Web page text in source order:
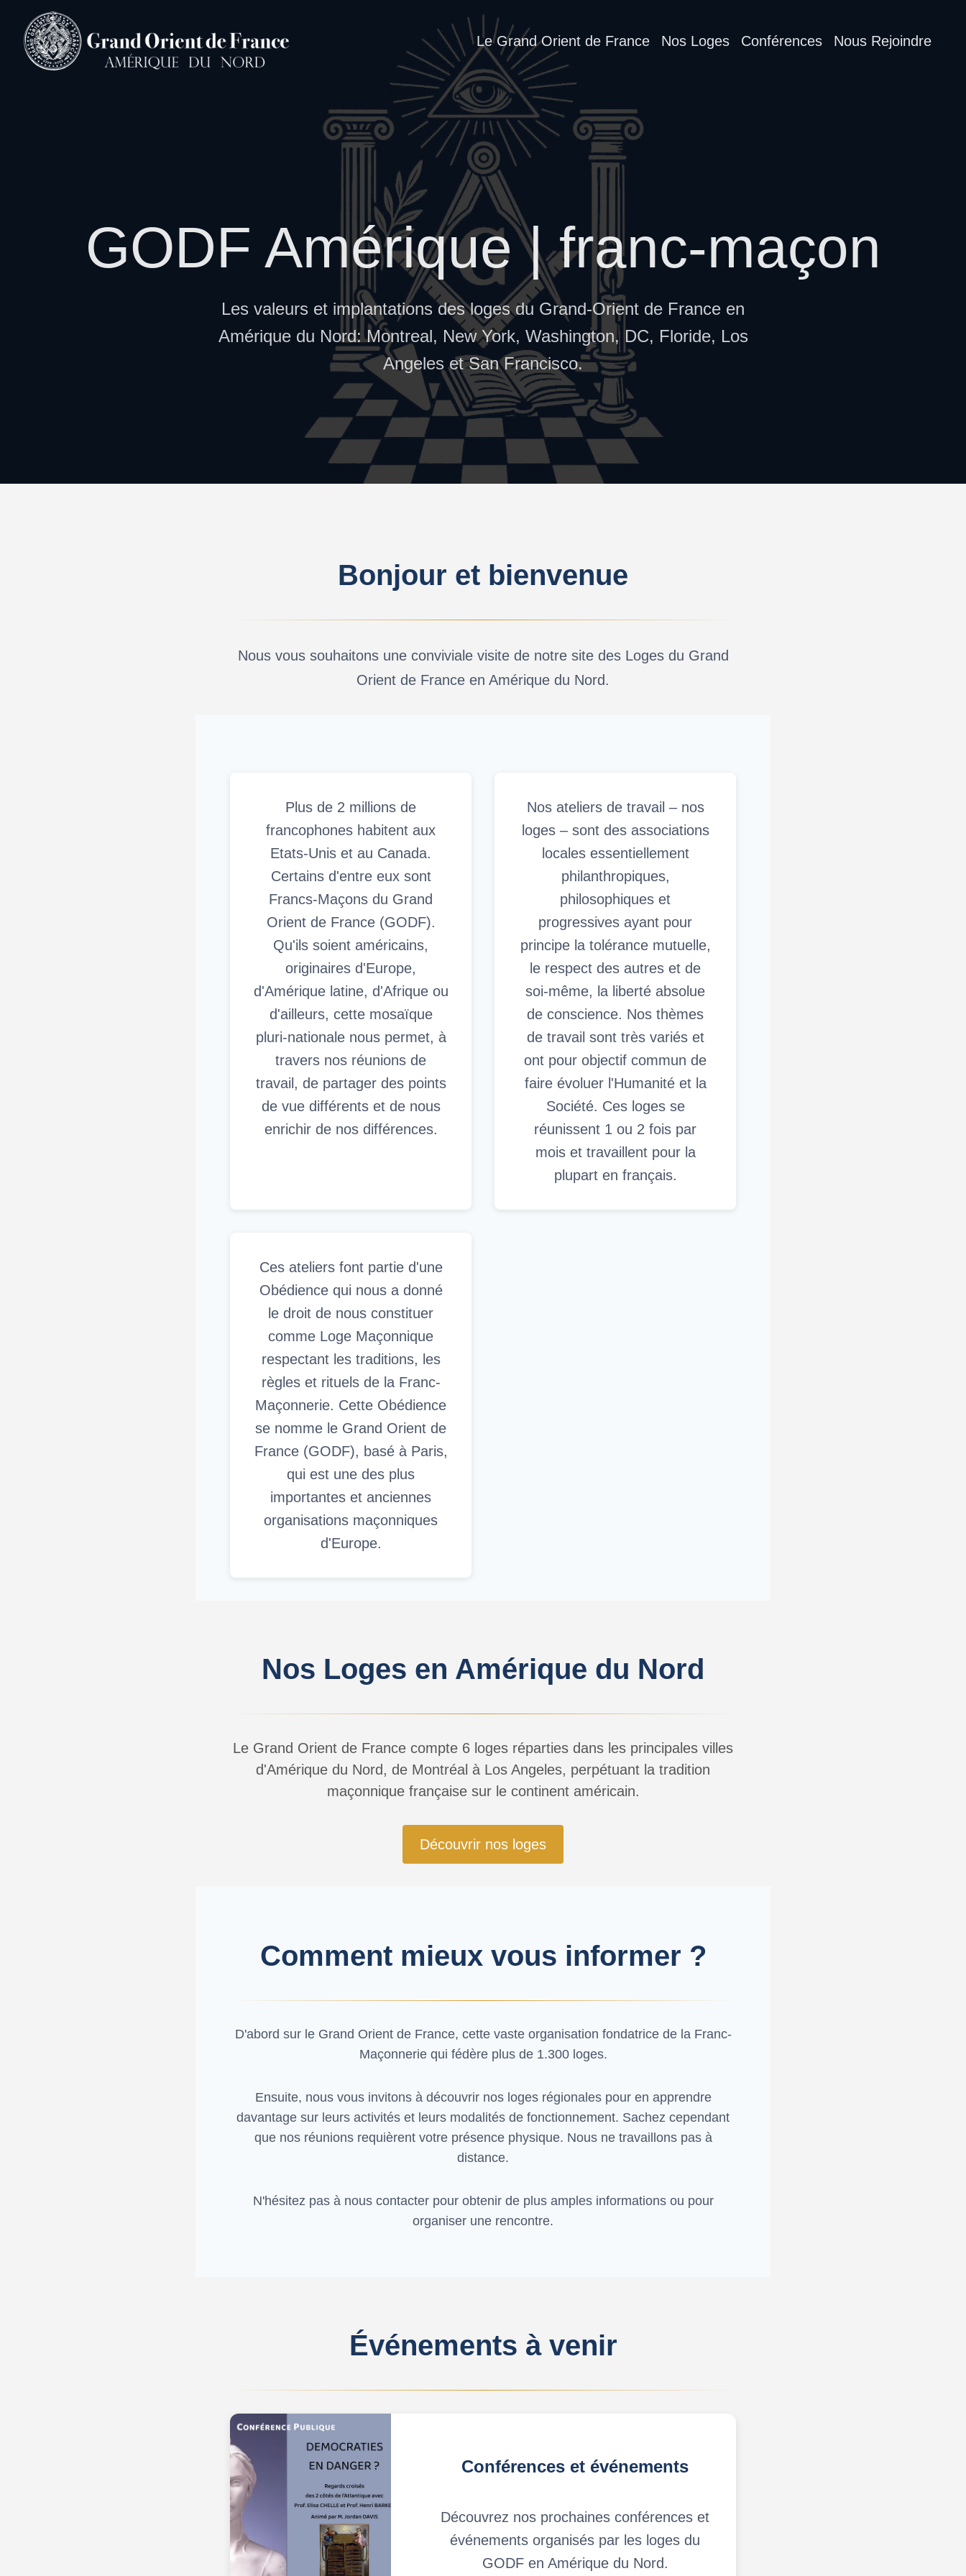
Le Grand Orient de France Nos Loges Conférences Nous Rejoindre
GODF Amérique | franc-maçon
Les valeurs et implantations des loges du Grand-Orient de France en
Amérique du Nord: Montreal, New York, Washington, DC, Floride, Los
Angeles et San Francisco.
Bonjour et bienvenue
Nous vous souhaitons une conviviale visite de notre site des Loges du Grand
Orient de France en Amérique du Nord.
Plus de 2 millions de
francophones habitent aux
Etats-Unis et au Canada.
Certains d'entre eux sont
Francs-Maçons du Grand
Orient de France (GODF).
Qu'ils soient américains,
originaires d'Europe,
d'Amérique latine, d'Afrique ou
d'ailleurs, cette mosaïque
pluri-nationale nous permet, à
travers nos réunions de
travail, de partager des points
de vue différents et de nous
enrichir de nos différences.
Nos ateliers de travail – nos
loges – sont des associations
locales essentiellement
philanthropiques,
philosophiques et
progressives ayant pour
principe la tolérance mutuelle,
le respect des autres et de
soi-même, la liberté absolue
de conscience. Nos thèmes
de travail sont très variés et
ont pour objectif commun de
faire évoluer l'Humanité et la
Société. Ces loges se
réunissent 1 ou 2 fois par
mois et travaillent pour la
plupart en français.
Ces ateliers font partie d'une
Obédience qui nous a donné
le droit de nous constituer
comme Loge Maçonnique
respectant les traditions, les
règles et rituels de la Franc-
Maçonnerie. Cette Obédience
se nomme le Grand Orient de
France (GODF), basé à Paris,
qui est une des plus
importantes et anciennes
organisations maçonniques
d'Europe.
Nos Loges en Amérique du Nord
Le Grand Orient de France compte 6 loges réparties dans les principales villes
d'Amérique du Nord, de Montréal à Los Angeles, perpétuant la tradition
maçonnique française sur le continent américain.
Découvrir nos loges
Comment mieux vous informer ?
D'abord sur le Grand Orient de France, cette vaste organisation fondatrice de la Franc-
Maçonnerie qui fédère plus de 1.300 loges.
Ensuite, nous vous invitons à découvrir nos loges régionales pour en apprendre
davantage sur leurs activités et leurs modalités de fonctionnement. Sachez cependant
que nos réunions requièrent votre présence physique. Nous ne travaillons pas à
distance.
N'hésitez pas à nous contacter pour obtenir de plus amples informations ou pour
organiser une rencontre.
Événements à venir
Conférences et événements
Découvrez nos prochaines conférences et
événements organisés par les loges du
GODF en Amérique du Nord.